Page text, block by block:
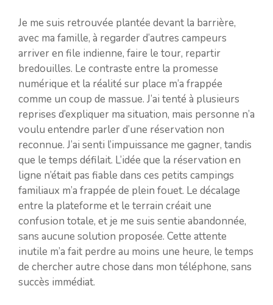
Je me suis retrouvée plantée devant la barrière,
avec ma famille, à regarder d’autres campeurs
arriver en file indienne, faire le tour, repartir
bredouilles. Le contraste entre la promesse
numérique et la réalité sur place m’a frappée
comme un coup de massue. J’ai tenté à plusieurs
reprises d’expliquer ma situation, mais personne n’a
voulu entendre parler d’une réservation non
reconnue. J’ai senti l’impuissance me gagner, tandis
que le temps défilait. L’idée que la réservation en
ligne n’était pas fiable dans ces petits campings
familiaux m’a frappée de plein fouet. Le décalage
entre la plateforme et le terrain créait une
confusion totale, et je me suis sentie abandonnée,
sans aucune solution proposée. Cette attente
inutile m’a fait perdre au moins une heure, le temps
de chercher autre chose dans mon téléphone, sans
succès immédiat.